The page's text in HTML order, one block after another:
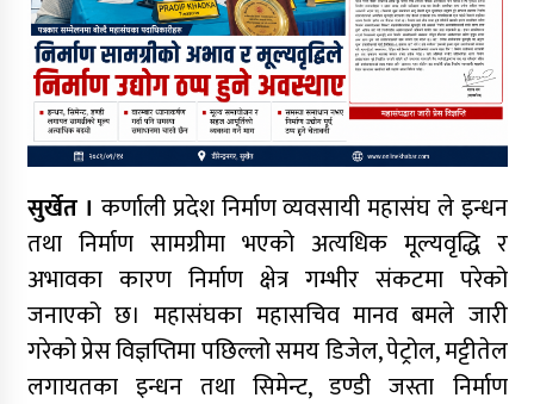
अध्यक्ष पदका उम्मेदवार न्यौपानेले उम्मेदवारी फिर्ता लिँदै
बमलाई समर्थन गर्ने घोषणा
कर्णाली प्रदेश निर्माण व्यवसायी महासंघको नेतृत्वमा
न्यौपाने–बम भिड्ने संकेत, सहमतिको प्रयास
निर्माण व्यवसायी महासंघको प्रदेश अधिवेशन,
सार्वजनिक खरिद सुधारदेखि नयाँ नेतृत्वसम्म छलफल
कविता – बहुरङ्गी भेटिन्छन्
सुर्खेत । कर्णाली प्रदेश निर्माण व्यवसायी महासंघ ले इन्धन
तथा निर्माण सामग्रीमा भएको अत्यधिक मूल्यवृद्धि र
अभावका कारण निर्माण क्षेत्र गम्भीर संकटमा परेको
जनाएको छ। महासंघका महासचिव मानव बमले जारी
गरेको प्रेस विज्ञप्तिमा पछिल्लो समय डिजेल, पेट्रोल, मट्टीतेल
लगायतका इन्धन तथा सिमेन्ट, डण्डी जस्ता निर्माण